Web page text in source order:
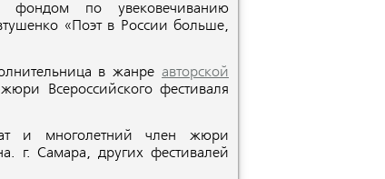
фондом по увековечиванию
«Поэт в России больше,
в жанре авторской
Всероссийского фестиваля
и многолетний член жюри
г. Самара, других фестивалей